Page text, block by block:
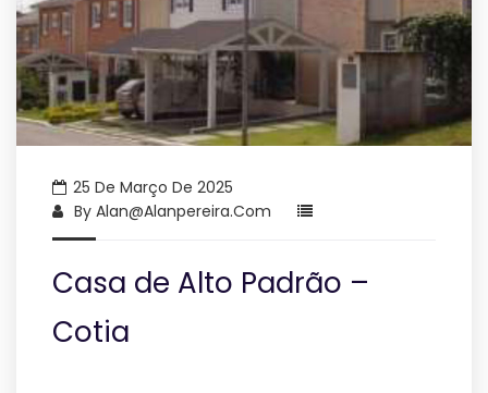
25 De Março De 2025
By Alan@alanpereira.com
Casa de Alto Padrão –
Cotia